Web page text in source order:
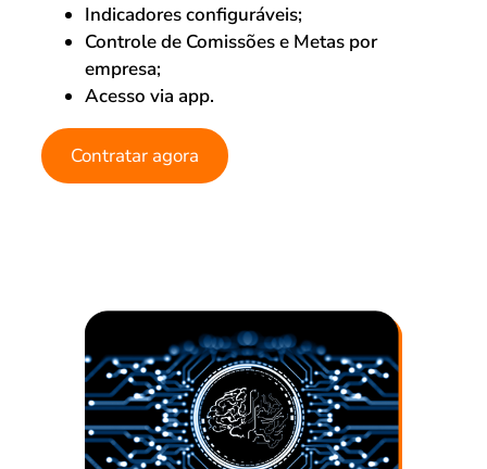
Indicadores configuráveis;
Controle de Comissões e Metas por
empresa;
Acesso via app.
Contratar agora